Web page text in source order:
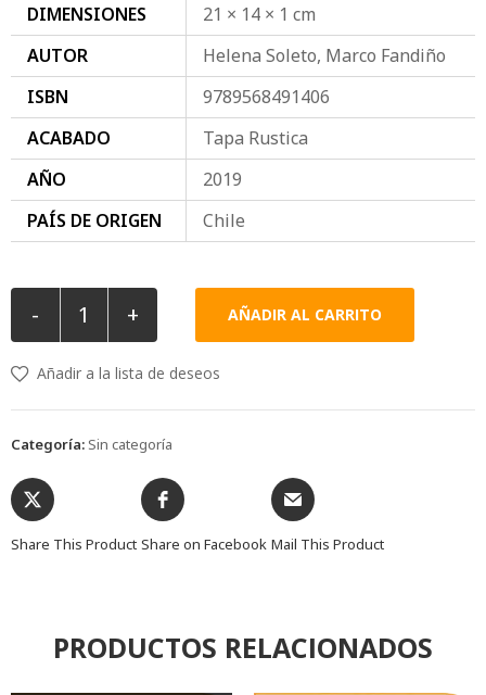
DIMENSIONES
21 × 14 × 1 cm
AUTOR
Helena Soleto, Marco Fandiño
ISBN
9789568491406
ACABADO
Tapa Rustica
AÑO
2019
PAÍS DE ORIGEN
Chile
- + AÑADIR AL CARRITO
Añadir a la lista de deseos
Categoría: Sin categoría
Share This Product Share on Facebook Mail This Product
PRODUCTOS RELACIONADOS